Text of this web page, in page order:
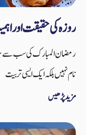
روزہ کی حقیقت اور
رمضان المبارک کی سب سے
نام نہیں بلکہ ایک ایسی تربیت
مزید پڑھیں